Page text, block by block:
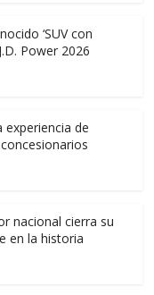
‘SUV con
Power 2026
experiencia de
nacional cierra su
en la historia